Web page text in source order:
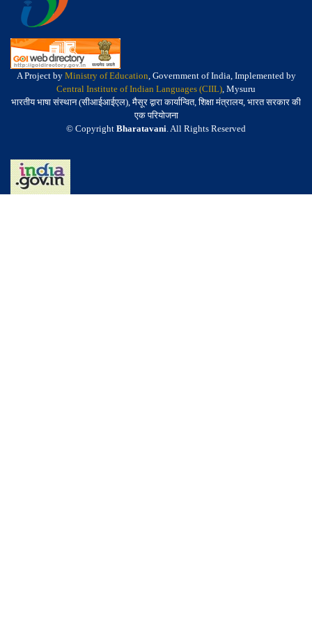
A Project by Ministry of Education, Government of India, Implemented by
Central Institute of Indian Languages (CIIL), Mysuru
भारतीय भाषा संस्थान (सीआईआईएल), मैसूर द्वारा कार्यान्वित, शिक्षा मंत्रालय, भारत सरकार की
एक परियोजना
© Copyright Bharatavani. All Rights Reserved